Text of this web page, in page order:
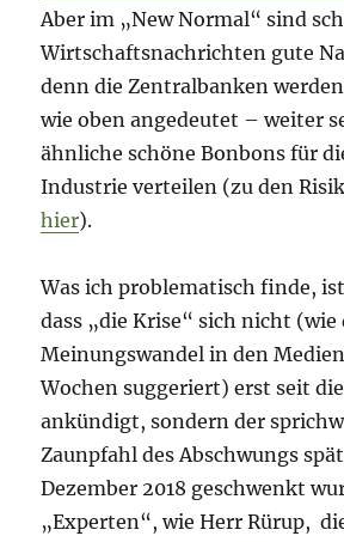
Aber im „New Normal“ sind
Wirtschaftsnachrichten gute
denn die Zentralbanken
wie oben angedeutet – weiter
ähnliche schöne Bonbons für
Industrie verteilen (zu den
hier).
Was ich problematisch finde,
dass „die Krise“ sich nicht (wie
Meinungswandel in den
Wochen suggeriert) erst seit
ankündigt, sondern der
Zaunpfahl des Abschwungs
Dezember 2018 geschwenkt
„Experten“, wie Herr Rürup,